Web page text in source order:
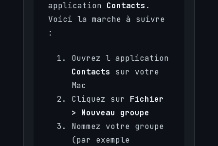
application Contacts .
Voici la marche à suivre
:
Ouvrez l application
Contacts sur votre
Mac
Cliquez sur Fichier
> Nouveau groupe
Nommez votre groupe
(par exemple